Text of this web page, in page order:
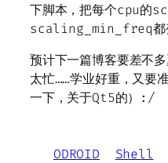
下脚本，把每个cpu
scaling_min_freq都
预计下一篇博客要差不
太忙……学业好重，又要
一下，关于Qt5的）:/
ODROID Shell